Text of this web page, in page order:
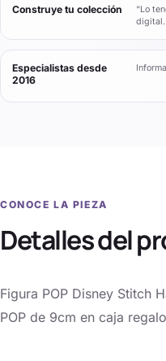
Construye tu colección
“Lo
digital.
Especialistas desde
2016
CONOCE LA PIEZA
Detalles del
Figura POP Disney Stitch
POP de 9cm en caja